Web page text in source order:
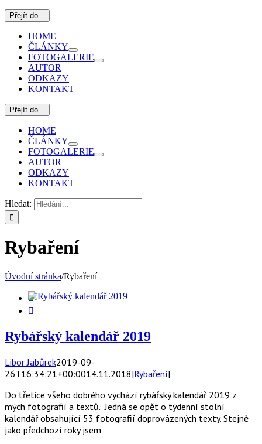
Přejít do...
HOME
ČLÁNKY
FOTOGALERIE
AUTOR
ODKAZY
KONTAKT
Přejít do...
HOME
ČLÁNKY
FOTOGALERIE
AUTOR
ODKAZY
KONTAKT
Hledat:
Rybaření
Úvodní stránka/Rybaření


Rybářský kalendář 2019
Libor Jabůrek2019-09-
26T16:34:21+00:0014.11.2018|Rybaření|
Do třetice všeho dobrého vychází rybářský kalendář 2019 z
mých fotografií a textů. Jedná se opět o týdenní stolní
kalendář obsahující 53 fotografií doprovázených texty. Stejně
jako předchozí roky jsem